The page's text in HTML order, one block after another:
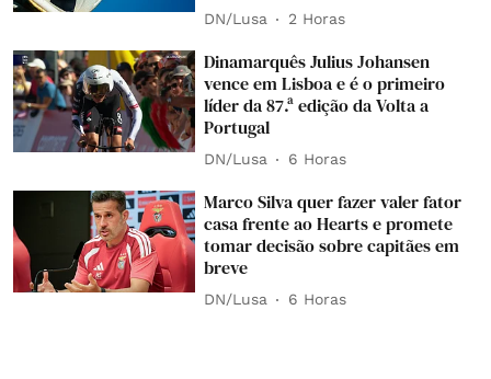
DN/Lusa 2 Horas
Dinamarquês Julius Johansen
vence em Lisboa e é o primeiro
líder da 87.ª edição da Volta a
Portugal
DN/Lusa 6 Horas
Marco Silva quer fazer valer fator
casa frente ao Hearts e promete
tomar decisão sobre capitães em
breve
DN/Lusa 6 Horas